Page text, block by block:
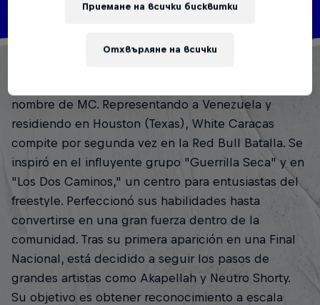
nombre de MC. Representando a Venezuela y
residiendo en Houston (Texas), White Caracas
compite por segunda vez en la Red Bull Batalla. Se
inspiró en el influyente grupo "Guerrilla Seca" y en
"Los Dos Caminos," un centro para entusiastas del
freestyle. Perfeccionó sus habilidades hasta
convertirse en una gran fuerza dentro de la
comunidad. Tras su primera aparición en una Final
Nacional, está decidido a seguir los pasos de
grandes artistas como Akapellah y Neutro Shorty.
Su objetivo es obtener reconocimiento a escala
Отхвърляне на всички
Приемане на всички бисквитки